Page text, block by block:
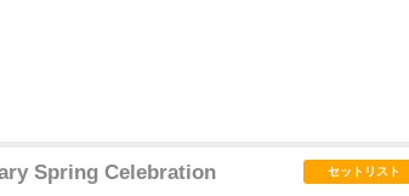
Spring Celebration セットリスト